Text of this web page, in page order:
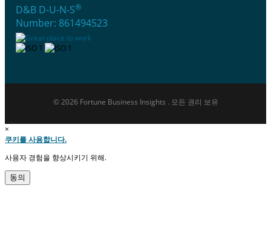
D&B D-U-N-S®
Number: 861494523
© 2026 Fortune Business Insights . 모든 권리 보유
×
쿠키를 사용합니다.
사용자 경험을 향상시키기 위해.
동의